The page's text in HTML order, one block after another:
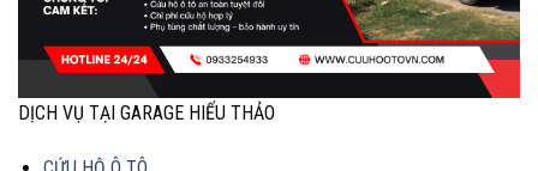
DỊCH VỤ TẠI GARAGE HIẾU THẢO